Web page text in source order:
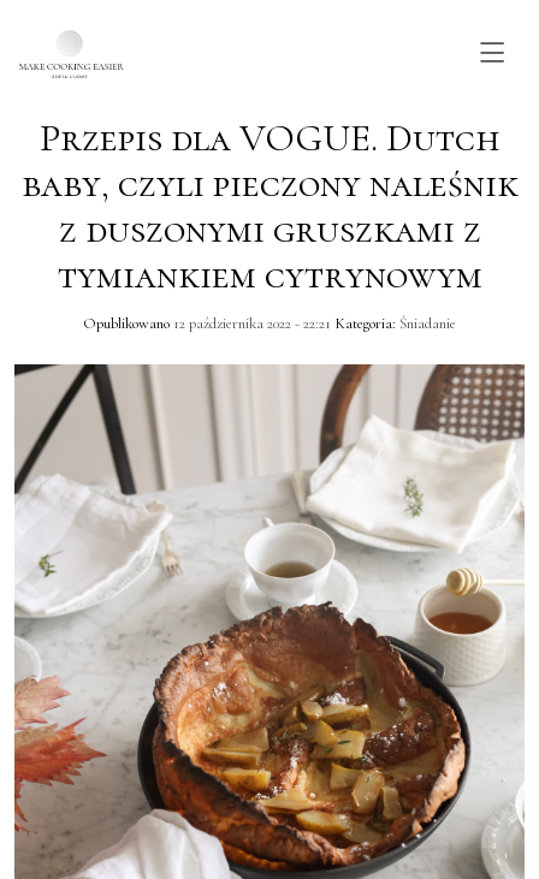
Skip to main content
Przepis dla VOGUE. Dutch
baby, czyli pieczony naleśnik
z duszonymi gruszkami z
tymiankiem cytrynowym
Opublikowano 12 października 2022 - 22:21 Kategoria: Śniadanie